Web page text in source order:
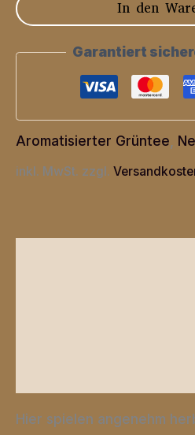
Ginseng
In den
Garantiert
Aromatisierter Grüntee
inkl. MwSt. zzgl.
Hier spielen angenehm